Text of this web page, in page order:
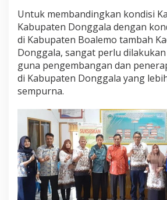
Untuk membandingkan kondisi
Kabupaten Donggala dengan
di Kabupaten Boalemo tambah
Donggala, sangat perlu dilakukan
guna pengembangan dan
di Kabupaten Donggala yang
sempurna.